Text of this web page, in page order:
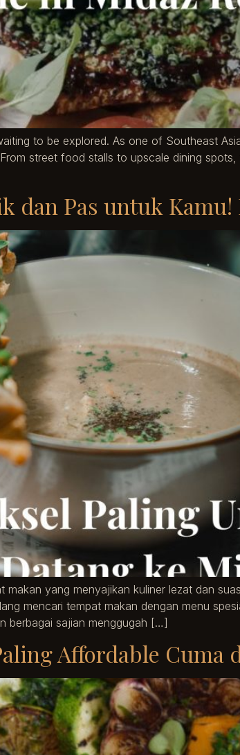
to be explored. As one of Southeast
street food stalls to upscale dining
dan Pas untuk
yang menyajikan kuliner lezat dan
mencari tempat makan dengan menu
berbagai sajian menggugah […]
Affordable Cuma